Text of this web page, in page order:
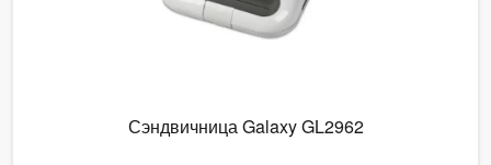
Сэндвичница Galaxy GL2962